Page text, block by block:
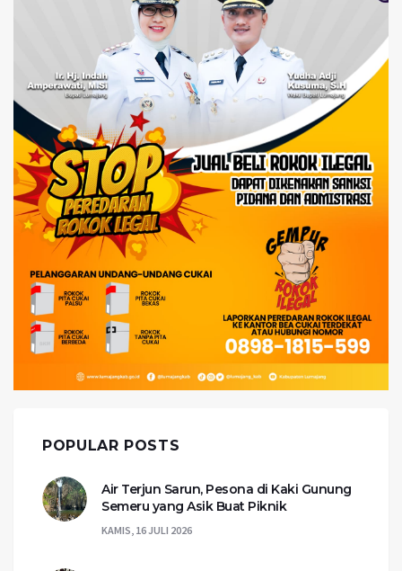
POPULAR POSTS
Air Terjun Sarun, Pesona di Kaki Gunung
Semeru yang Asik Buat Piknik
KAMIS, 16 JULI 2026